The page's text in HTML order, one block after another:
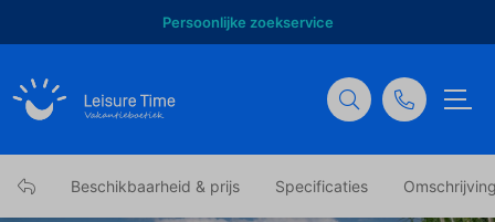
Persoonlijke zoekservice
Beschikbaarheid & prijs Specificaties